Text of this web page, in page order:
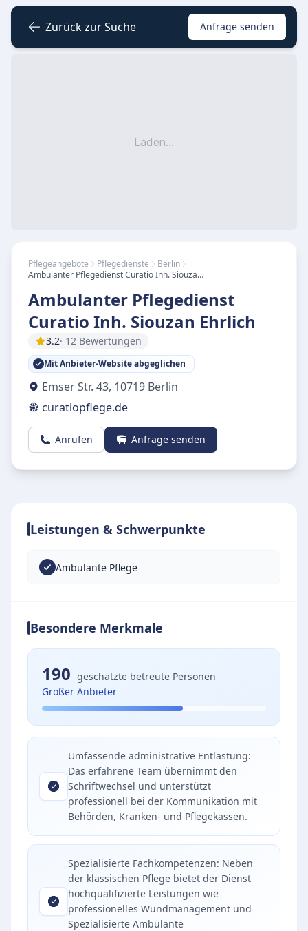
Zurück zur Suche Anfrage senden
Laden...
Pflegeangebote Pflegedienste
Berlin
Ambulanter Pflegedienst Curatio Inh. Siouzan Ehrlich
Ambulanter Pflegedienst
Curatio Inh. Siouzan Ehrlich
3.2· 12 Bewertungen
Mit Anbieter-Website abgeglichen
Emser Str. 43, 10719 Berlin
curatiopflege.de
Anrufen Anfrage senden
Leistungen & Schwerpunkte
Ambulante Pflege
Besondere Merkmale
190 geschätzte betreute Personen
Großer Anbieter
Umfassende administrative Entlastung:
Das erfahrene Team übernimmt den
Schriftwechsel und unterstützt
professionell bei der Kommunikation mit
Behörden, Kranken- und Pflegekassen.
Spezialisierte Fachkompetenzen: Neben
der klassischen Pflege bietet der Dienst
hochqualifizierte Leistungen wie
professionelles Wundmanagement und
Spezialisierte Ambulante